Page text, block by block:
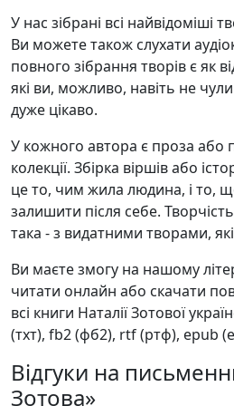
У нас зібрані всі найвідоміші
Ви можете також слухати
повного зібрання творів є як
які ви, можливо, навіть не
дуже цікаво.
У кожного автора є проза або
колекції. Збірка віршів або
це то, чим жила людина, і то,
залишити після себе.
така - з видатними творами,
Ви маєте змогу на нашому
читати онлайн або скачати
всі книги Наталії Зотової
(тхт), fb2 (фб2), rtf (ртф), epub
Відгуки на
Зотова»